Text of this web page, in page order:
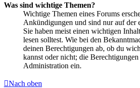
Was sind wichtige Themen?
Wichtige Themen eines Forums
Ankündigungen und sind nur auf der
Sie haben meist einen wichtigen
lesen solltest. Wie bei den
deinen Berechtigungen ab, ob du
kannst oder nicht; die
Administration ein.
Nach oben